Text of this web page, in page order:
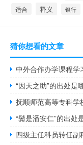
适合
释义 银行
猜你想看的文章
中外合作办学课程学
“因天之助”的出处是
抚顺师范高等专科学
“鬓是潘安仁”的出处
四级主任科员转任副